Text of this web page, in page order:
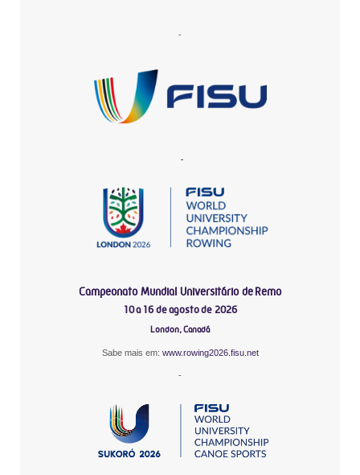
-
-
Campeonato Mundial Universitário de Remo
10 a 16 de agosto de 2026
London, Canadá
Sabe mais em: www.rowing2026.fisu.net
-